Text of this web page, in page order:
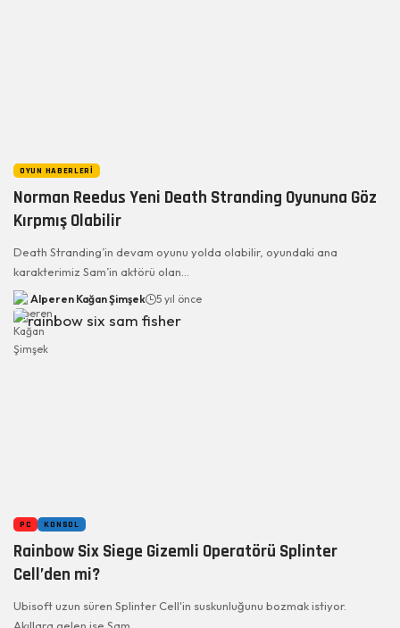
OYUN HABERLERI
Norman Reedus Yeni Death Stranding Oyununa Göz
Kırpmış Olabilir
Death Stranding’in devam oyunu yolda olabilir, oyundaki ana
karakterimiz Sam’in aktörü olan…
Alperen Kağan Şimşek 5 yıl önce
PC KONSOL
Rainbow Six Siege Gizemli Operatörü Splinter
Cell’den mi?
Ubisoft uzun süren Splinter Cell'in suskunluğunu bozmak istiyor.